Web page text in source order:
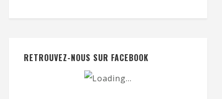
RETROUVEZ-NOUS SUR FACEBOOK